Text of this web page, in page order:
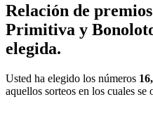
Relación de
Primitiva y
elegida.
Usted ha elegido los números
aquellos sorteos en los cuales se